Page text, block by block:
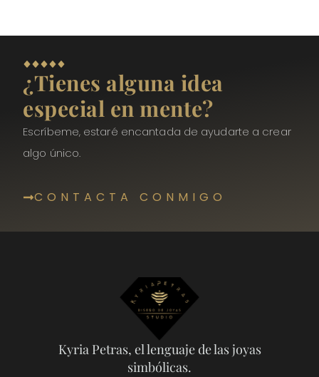
¿Tienes alguna idea
especial en mente?
Escríbeme, estaré encantada de ayudarte a crear
algo único.
CONTACTA CONMIGO
Kyria Petras, el lenguaje de las joyas
simbólicas.